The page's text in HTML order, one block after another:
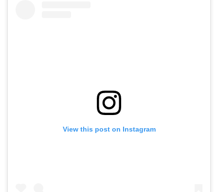
View this post on Instagram